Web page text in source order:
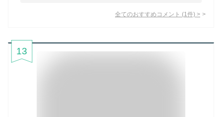
全てのおすすめコメント (1 件) >
13